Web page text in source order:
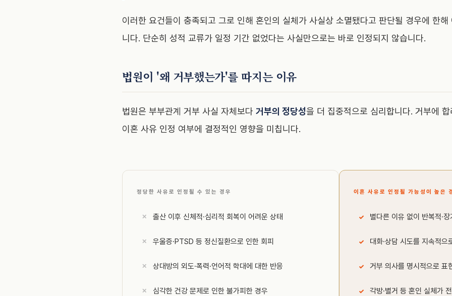
이러한 요건들이 충족되고 그로 인해 혼인의 실체가 사실상 소멸됐다고 판단될 경우에 한
니다. 단순히 성적 교류가 일정 기간 없었다는 사실만으로는 바로 인정되지 않습니다.
법원이 '왜 거부했는가'를 따지는 이유
법원은 부부관계 거부 사실 자체보다 거부의 정당성을 더 집중적으로 심리합니다. 거부에
이혼 사유 인정 여부에 결정적인 영향을 미칩니다.
정당한 사유로 인정될 수 있는 경우
출산 이후 신체적·심리적 회복이 어려운 상태
우울증·PTSD 등 정신질환으로 인한 회피
상대방의 외도·폭력·언어적 학대에 대한 반응
심각한 건강 문제로 인한 불가피한 경우
이혼 사유로 인정될 가능성이 높은
별다른 이유 없이 반복적·장
대화·상담 시도를 지속적으
거부 의사를 명시적으로 표
각방·별거 등 혼인 실체가